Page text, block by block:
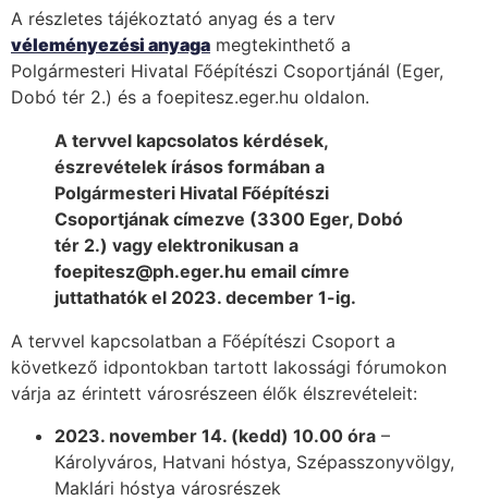
A részletes tájékoztató anyag és a terv
véleményezési anyaga megtekinthető a
Polgármesteri Hivatal Főépítészi Csoportjánál (Eger,
Dobó tér 2.) és a foepitesz.eger.hu oldalon.
A tervvel kapcsolatos kérdések,
észrevételek írásos formában a
Polgármesteri Hivatal Főépítészi
Csoportjának címezve (3300 Eger, Dobó
tér 2.) vagy elektronikusan a
foepitesz@ph.eger.hu email címre
juttathatók el 2023. december 1-ig.
A tervvel kapcsolatban a Főépítészi Csoport a
következő idpontokban tartott lakossági fórumokon
várja az érintett városrészeen élők élszrevételeit:
2023. november 14. (kedd) 10.00 óra –
Károlyváros, Hatvani hóstya, Szépasszonyvölgy,
Maklári hóstya városrészek